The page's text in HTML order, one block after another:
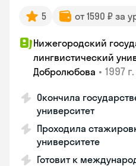
5 от 1590 ₽ за
Нижегородский
лингвистический
Добролюбова • 1997 г.
Окончила
университет
Проходила
университете
Готовит к